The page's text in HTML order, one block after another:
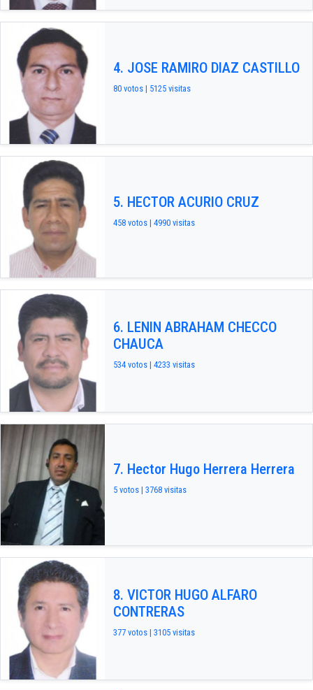
4. JOSE RAMIRO DIAZ CASTILLO
80 votos | 5125 visitas
5. HECTOR ACURIO CRUZ
458 votos | 4990 visitas
6. LENIN ABRAHAM CHECCO
CHAUCA
534 votos | 4233 visitas
7. Hector Hugo Herrera Herrera
5 votos | 3768 visitas
8. VICTOR HUGO ALFARO
CONTRERAS
377 votos | 3105 visitas